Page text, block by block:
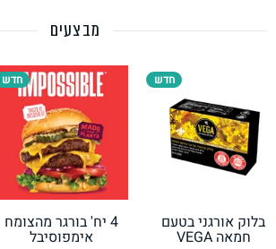
גבינות טבעוניות
מבצעים
חדש
בלוק אורגני בטעם
חמאה VEGA
חדש
4 יח' בורגר מהצומח
אימפוסיבל